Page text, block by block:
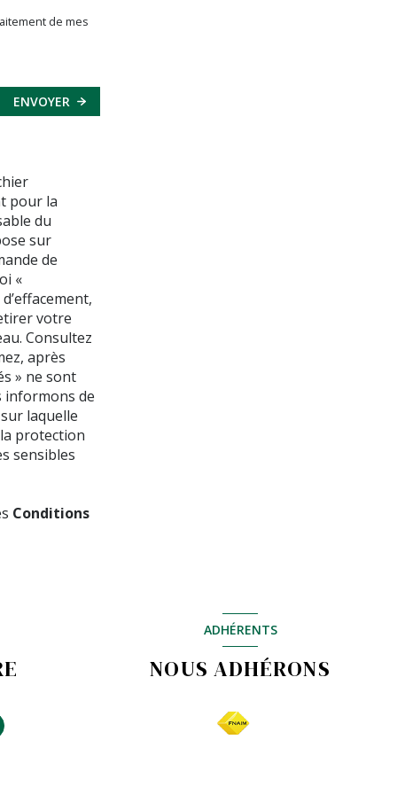
de mes
ENVOYER
pour la
du
sur
de
«
votre
Consultez
après
» ne sont
informons de
laquelle
protection
sensibles
Conditions
ADHÉRENTS
NOUS ADHÉRONS